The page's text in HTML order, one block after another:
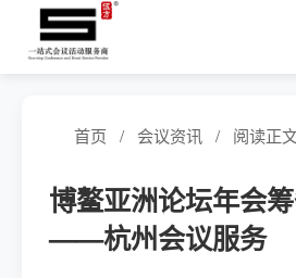
首页 / 会议资讯 / 阅读正
博鳌亚洲论坛年会
——杭州会议服务